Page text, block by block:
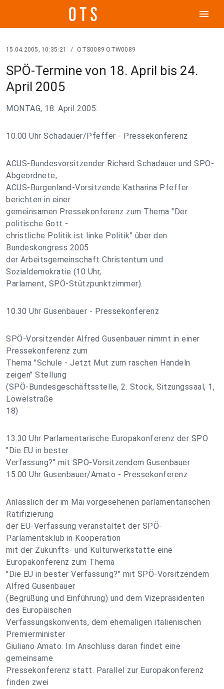
menu
15.04.2005, 10:35:21 / OTS0089 OTW0089
SPÖ-Termine von 18. April bis 24.
April 2005
MONTAG, 18. April 2005:
10.00 Uhr Schadauer/Pfeffer - Pressekonferenz
ACUS-Bundesvorsitzender Richard Schadauer und SPÖ-
Abgeordnete,
ACUS-Burgenland-Vorsitzende Katharina Pfeffer
berichten in einer
gemeinsamen Pressekonferenz zum Thema "Der
politische Gott -
christliche Politik ist linke Politik" über den
Bundeskongress 2005
der Arbeitsgemeinschaft Christentum und
Sozialdemokratie (10 Uhr,
Parlament, SPÖ-Stützpunktzimmer).
10.30 Uhr Gusenbauer - Pressekonferenz
SPÖ-Vorsitzender Alfred Gusenbauer nimmt in einer
Pressekonferenz zum
Thema "Schule - Jetzt Mut zum raschen Handeln
zeigen" Stellung
(SPÖ-Bundesgeschäftsstelle, 2. Stock, Sitzungssaal, 1,
Löwelstraße
18)
13.30 Uhr Parlamentarische Europakonferenz der SPÖ
"Die EU in bester
Verfassung?" mit SPÖ-Vorsitzendem Gusenbauer
15.00 Uhr Gusenbauer/Amato - Pressekonferenz
Anlässlich der im Mai vorgesehenen parlamentarischen
Ratifizierung
der EU-Verfassung veranstaltet der SPÖ-
Parlamentsklub in Kooperation
mit der Zukunfts- und Kulturwerkstätte eine
Europakonferenz zum Thema
"Die EU in bester Verfassung?" mit SPÖ-Vorsitzendem
Alfred Gusenbauer
(Begrüßung und Einführung) und dem Vizepräsidenten
des Europäischen
Verfassungskonvents, dem ehemaligen italienischen
Premierminister
Giuliano Amato. Im Anschluss daran findet eine
gemeinsame
Pressekonferenz statt. Parallel zur Europakonferenz
finden zwei